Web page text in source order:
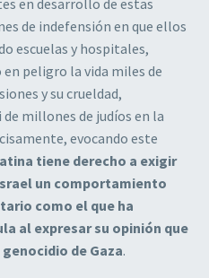
de indefensión en que ellos
escuelas y hospitales,
peligro la vida miles de
y su crueldad,
millones de judíos en la
evocando este
tiene derecho a exigir
un comportamiento
como el que ha
al expresar su opinión que
de Gaza.